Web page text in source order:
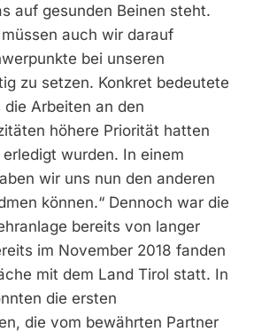
auf gesunden Beinen steht.
auch wir darauf
bei unseren
zu setzen. Konkret bedeutete
Arbeiten an den
höhere Priorität hatten
wurden. In einem
wir uns nun den anderen
können.“ Dennoch war die
bereits von langer
im November 2018 fanden
mit dem Land Tirol statt. In
die ersten
die vom bewährten Partner